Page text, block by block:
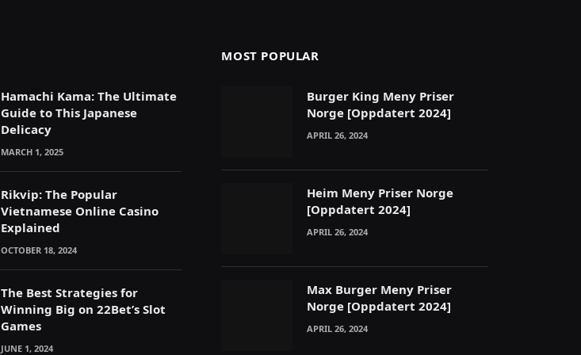
Hamachi Kama: The Ultimate
Guide to This Japanese
Delicacy
MARCH 1, 2025
Rikvip: The Popular
Vietnamese Online Casino
Explained
OCTOBER 18, 2024
The Best Strategies for
Winning Big on 22Bet’s Slot
Games
JUNE 1, 2024
MOST POPULAR
Burger King Meny Priser
Norge [Oppdatert 2024]
APRIL 26, 2024
Heim Meny Priser Norge
[Oppdatert 2024]
APRIL 26, 2024
Max Burger Meny Priser
Norge [Oppdatert 2024]
APRIL 26, 2024